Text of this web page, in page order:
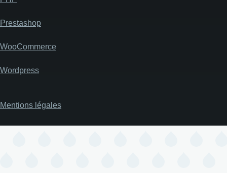
Prestashop
WooCommerce
Wordpress
Pied
page
Mentions légales